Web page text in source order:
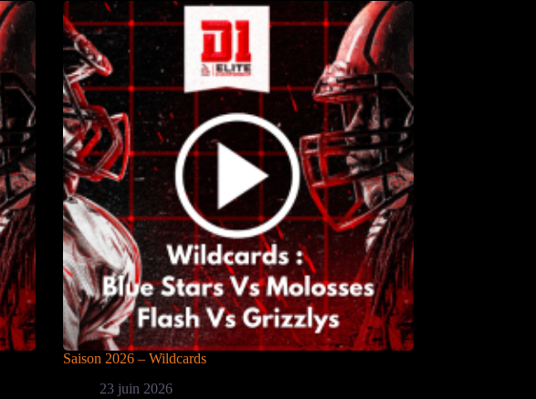
Saison 2026 – Wildcards
23 juin 2026